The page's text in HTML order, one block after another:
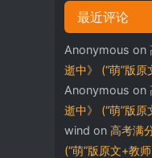
最近评论
Anonymous on
逝中》 (“萌”版
Anonymous on
逝中》 (“萌”版
wind on 高考满
(“萌”版原文+教